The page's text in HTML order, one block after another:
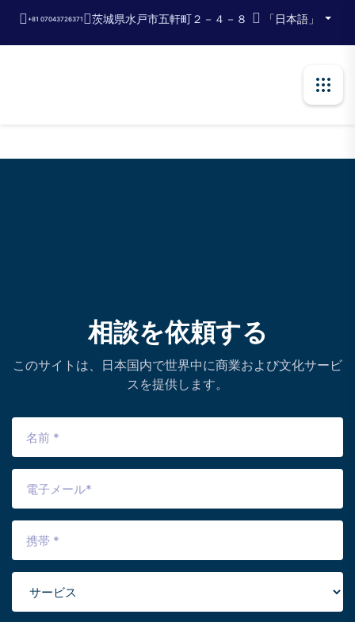
the
+81 07043726371 茨城県水戸市五軒町２－４－８ 「日本語」
相談を依頼する
このサイトは、日本国内で世界中に商業および文化サービ
スを提供します。